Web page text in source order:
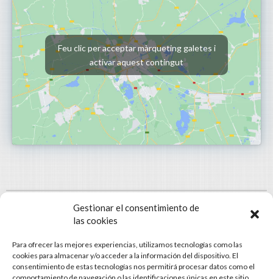
Gestionar el consentimiento de
las cookies
Para ofrecer las mejores experiencias, utilizamos tecnologías como las
cookies para almacenar y/o acceder a la información del dispositivo. El
consentimiento de estas tecnologías nos permitirá procesar datos como el
Feu clic per acceptar màrqueting galetes i
activar aquest contingut